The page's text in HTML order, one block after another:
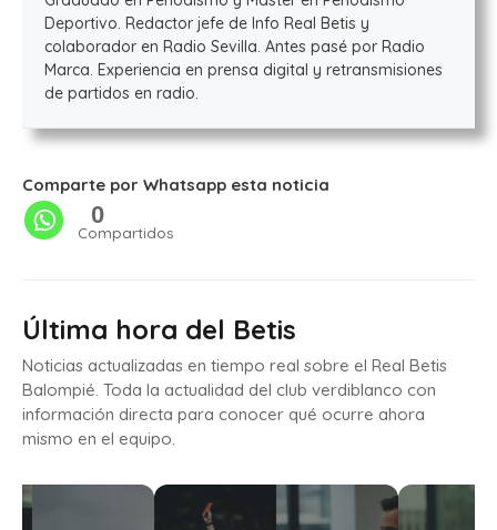
Deportivo. Redactor jefe de Info Real Betis y
colaborador en Radio Sevilla. Antes pasé por Radio
Marca. Experiencia en prensa digital y retransmisiones
de partidos en radio.
Comparte por Whatsapp esta noticia
0
Compartidos
Última hora del Betis
Noticias actualizadas en tiempo real sobre el Real Betis
Balompié. Toda la actualidad del club verdiblanco con
información directa para conocer qué ocurre ahora
mismo en el equipo.